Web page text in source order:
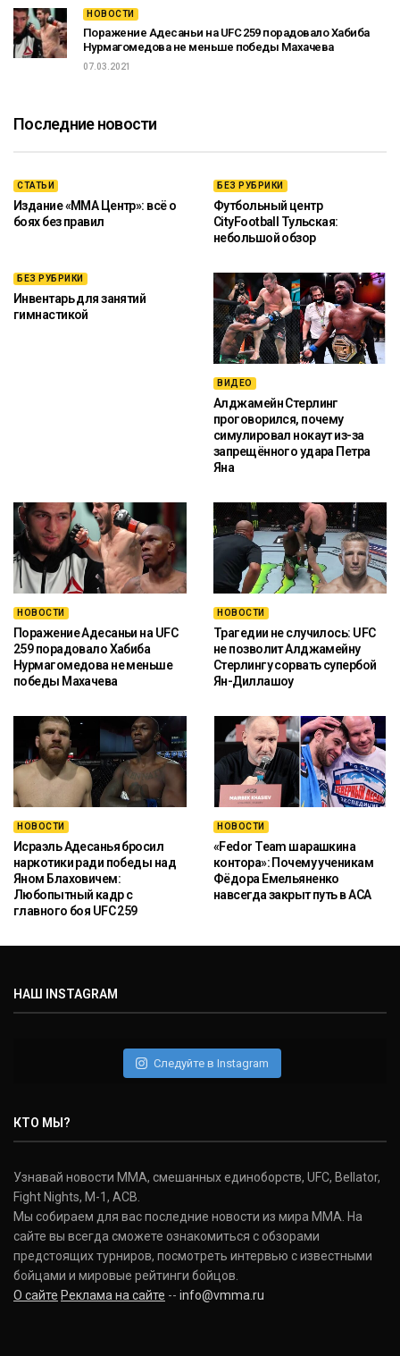
НОВОСТИ
Поражение Адесаньи на UFC 259 порадовало Хабиба
Нурмагомедова не меньше победы Махачева
07.03.2021
Последние новости
СТАТЬИ
Издание «ММА Центр»: всё о
боях без правил
БЕЗ РУБРИКИ
Футбольный центр
CityFootball Тульская:
небольшой обзор
БЕЗ РУБРИКИ
Инвентарь для занятий
гимнастикой
ВИДЕО
Алджамейн Стерлинг
проговорился, почему
симулировал нокаут из-за
запрещённого удара Петра
Яна
НОВОСТИ
Поражение Адесаньи на UFC
259 порадовало Хабиба
Нурмагомедова не меньше
победы Махачева
НОВОСТИ
Трагедии не случилось: UFC
не позволит Алджамейну
Стерлингу сорвать супербой
Ян-Диллашоу
НОВОСТИ
Исраэль Адесанья бросил
наркотики ради победы над
Яном Блаховичем:
Любопытный кадр с
главного боя UFC 259
НОВОСТИ
«Fedor Team шарашкина
контора»: Почему ученикам
Фёдора Емельяненко
навсегда закрыт путь в ACA
НАШ INSTAGRAM
Следуйте в Instagram
КТО МЫ?
Узнавай новости ММА, смешанных единоборств, UFC, Bellator,
Fight Nights, M-1, ACB.
Мы собираем для вас последние новости из мира ММА. На
сайте вы всегда сможете ознакомиться с обзорами
предстоящих турниров, посмотреть интервью с известными
бойцами и мировые рейтинги бойцов.
О сайте Реклама на сайте -- info@vmma.ru